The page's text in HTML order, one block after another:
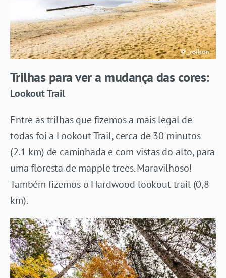
Trilhas para ver a mudança das cores:
Lookout Trail
Entre as trilhas que fizemos a mais legal de
todas foi a Lookout Trail, cerca de 30 minutos
(2.1 km) de caminhada e com vistas do alto, para
uma floresta de mapple trees. Maravilhoso!
Também fizemos o Hardwood lookout trail (0,8
km).